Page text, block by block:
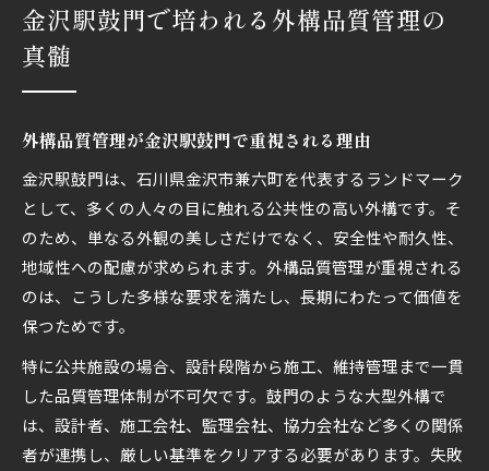
外構工事の成功を支える品質管理体制の要素
外構工事における連携と管理体制の重要性
公共ランドマーク施工現場から見た外構の要点
ランドマーク外構現場で重視される品質管理
外構工事の品質を左右する要点と現場視点
公共外構で活かされる高度な品質管理とは
外構品質管理から学ぶランドマークの施工知見
施工実績を支える外構品質の工夫と挑戦
外構品質を高めるための実践的な工夫とは
施工実績を裏付ける外構品質管理の挑戦
金沢駅鼓門で培われる外構品質管理の
真髄
外構品質管理が金沢駅鼓門で重視される理由
金沢駅鼓門は、石川県金沢市兼六町を代表するランドマーク
として、多くの人々の目に触れる公共性の高い外構です。そ
のため、単なる外観の美しさだけでなく、安全性や耐久性、
地域性への配慮が求められます。外構品質管理が重視される
のは、こうした多様な要求を満たし、長期にわたって価値を
保つためです。
特に公共施設の場合、設計段階から施工、維持管理まで一貫
した品質管理体制が不可欠です。鼓門のような大型外構で
は、設計者、施工会社、監理会社、協力会社など多くの関係
者が連携し、厳しい基準をクリアする必要があります。失敗